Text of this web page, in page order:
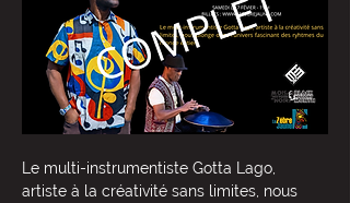
Le multi-instrumentiste Gotta Lago,
artiste à la créativité sans limites, nous